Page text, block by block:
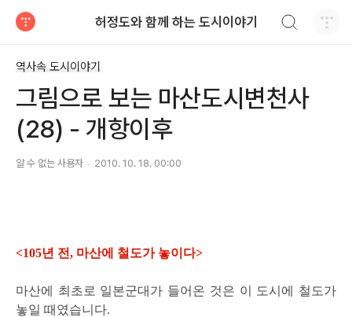
허정도와 함께 하는 도시이야기
역사속 도시이야기
그림으로 보는 마산도시변천사
(28) - 개항이후
알 수 없는 사용자 2010. 10. 18. 00:00
<105년 전, 마산에 철도가 놓이다>
마산에 최초로 일본군대가 들어온 것은 이 도시에 철도가
놓일 때였습니다.